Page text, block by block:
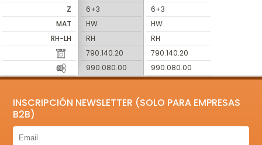
Z
MAT
RH-LH
6+3
HW
RH
790.140.20
990.080.00
6+3
HW
RH
790.140.20
990.080.00
INSCRIPCIÓN NEWSLETTER (SOLO PARA EMPRESAS
B2B)